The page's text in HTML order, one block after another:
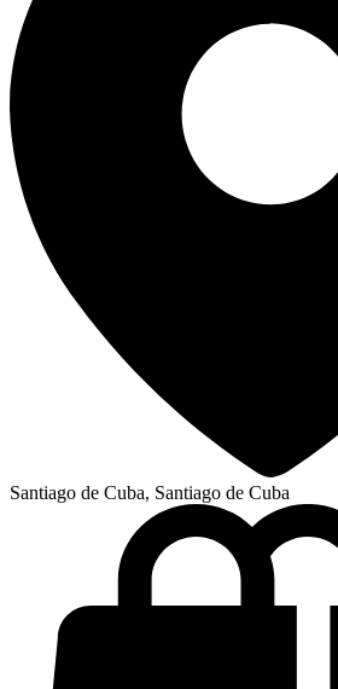
Santiago de Cuba, Santiago de Cuba